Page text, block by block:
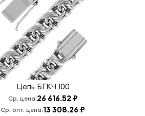
Цепь БГКЧ 100
Ср. цена:26 616.52 ₽
Ср. опт. цена:13 308.26 ₽